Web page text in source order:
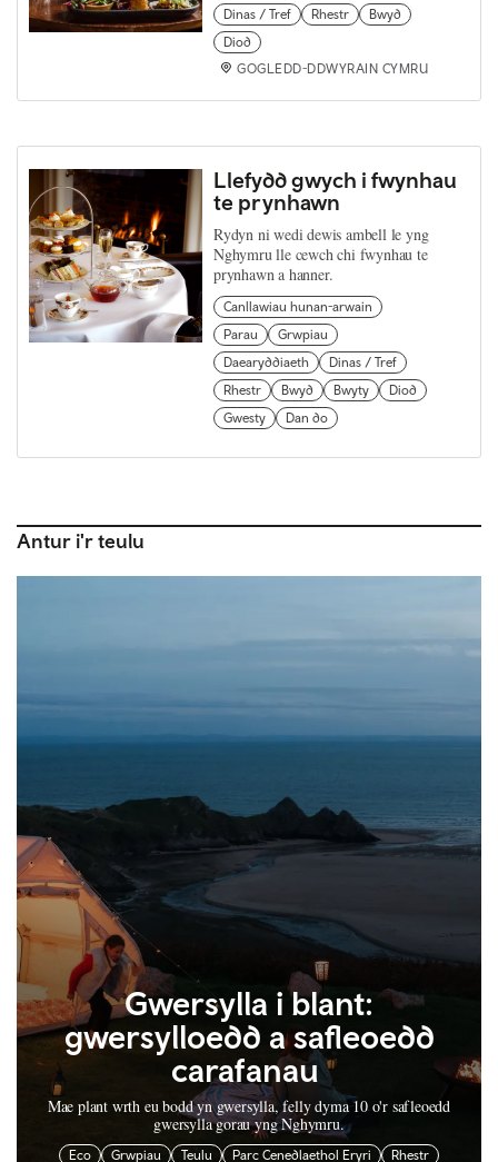
Dinas / Tref Rhestr
Bwyd
Diod
GOGLEDD-DDWYRAIN CYMRU
Llefydd gwych i fwynhau
te prynhawn
Rydyn ni wedi dewis ambell le yng
Nghymru lle cewch chi fwynhau te
prynhawn a hanner.
Canllawiau hunan-arwain
Parau
Grwpiau
Daearyddiaeth
Dinas / Tref
Rhestr
Bwyd Bwyty
Diod
Gwesty
Dan do
Antur i'r teulu
Gwersylla i blant:
gwersylloedd a safleoedd
carafanau
Mae plant wrth eu bodd yn gwersylla, felly dyma 10 o'r safleoedd
gwersylla gorau yng Nghymru.
Eco Grwpiau Teulu Parc Cenedlaethol Eryri Rhestr